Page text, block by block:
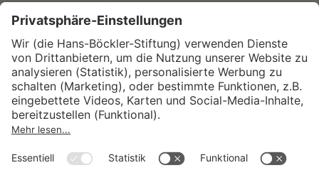
Wirtschafts- und Sozialwissenschaftliches Institut
Institut für Makroökonomie und
Konjunkturforschung